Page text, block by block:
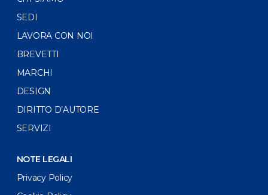
SEDI
LAVORA CON NOI
BREVETTI
MARCHI
DESIGN
DIRITTO D’AUTORE
SERVIZI
NOTE LEGALI
Privacy Policy